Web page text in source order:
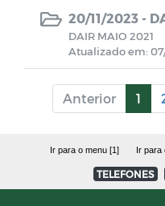
RESUMO
20/11/2023 -
DAIR MAIO 2021
Atualizado em:
Anterior 1
Ir para o menu [1] Ir para
TELEFONES